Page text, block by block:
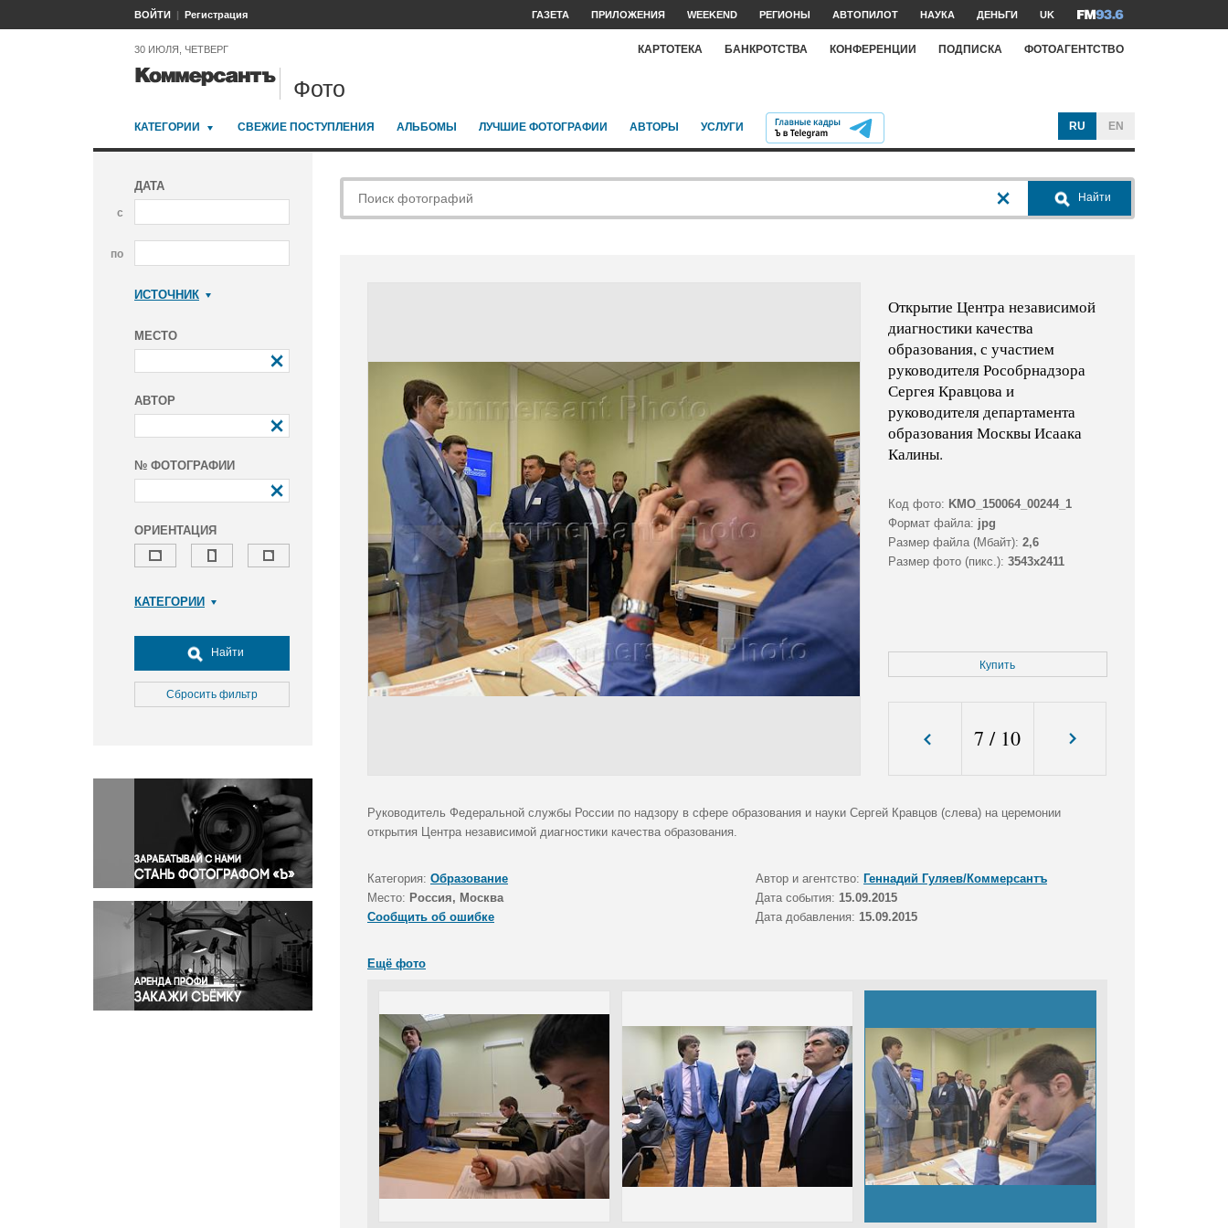
ВОЙТИ Регистрация ГАЗЕТА ПРИЛОЖЕНИЯ WEEKEND РЕГИОНЫ АВТОПИЛОТ НАУКА ДЕНЬГИ UK
30 ИЮЛЯ, ЧЕТВЕРГ КАРТОТЕКА БАНКРОТСТВА КОНФЕРЕНЦИИ ПОДПИСКА ФОТОАГЕНТСТВО
Фото
КАТЕГОРИИ СВЕЖИЕ ПОСТУПЛЕНИЯ АЛЬБОМЫ ЛУЧШИЕ ФОТОГРАФИИ АВТОРЫ УСЛУГИ RU EN
ДАТА
с
по
ИСТОЧНИК
МЕСТО
АВТОР
№ ФОТОГРАФИИ
ОРИЕНТАЦИЯ
КАТЕГОРИИ
Досуг, туризм и отдых
Культура
Медицина
Окружающая среда
Политика
Правосудие
Происшествия и конфликты
Религия
Светская жизнь
Спорт
Экология
Экономика и бизнес
Найти
Сбросить фильтр
Найти
Открытие Центра независимой
диагностики качества
образования, с участием
руководителя Рособрнадзора
Сергея Кравцова и
руководителя департамента
образования Москвы Исаака
Калины.
Код фото: KMO_150064_00244_1
Формат файла: jpg
Размер файла (Мбайт): 2,6
Размер фото (пикс.): 3543x2411
Купить
7 / 10
Руководитель Федеральной службы России по надзору в сфере образования и науки Сергей Кравцов (слева) на церемонии
открытия Центра независимой диагностики качества образования.
Категория: Образование Автор и агентство: Геннадий Гуляев/Коммерсантъ
Место: Россия, Москва Дата события: 15.09.2015
Сообщить об ошибке
Дата добавления: 15.09.2015
Ещё фото